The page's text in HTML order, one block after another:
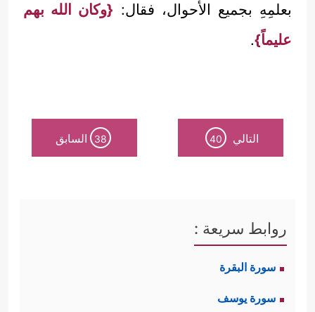
بعلمِهِ بجميع الأحوال، فقال: {وكان الله بهم
عليماً}.
التالي 40
38 السابق
روابط سريعة :
سورة البقرة
سورة يوسف